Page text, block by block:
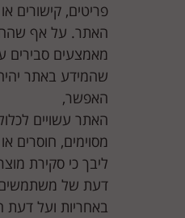
פריטים, קישורים
האתר. על אף
מאמצעים סבירים
שהמידע באתר יהיה
האפשר,
האתר עשויים
מסוימים, חוסרים
ליבך כי סקירת
דעת של משתמשים
באחריות ועל